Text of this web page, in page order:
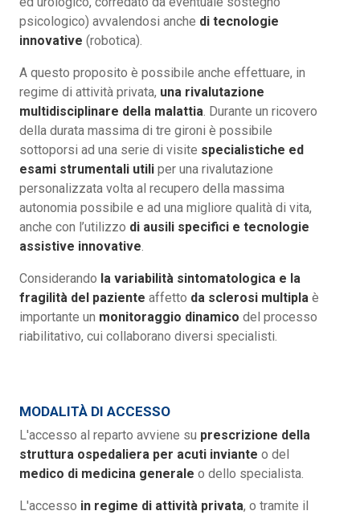
psicologico) avvalendosi anche di tecnologie
innovative (robotica).
A questo proposito è possibile anche effettuare, in
regime di attività privata, una rivalutazione
multidisciplinare della malattia. Durante un ricovero
della durata massima di tre gironi è possibile
sottoporsi ad una serie di visite specialistiche ed
esami strumentali utili per una rivalutazione
personalizzata volta al recupero della massima
autonomia possibile e ad una migliore qualità di vita,
anche con l’utilizzo di ausili specifici e tecnologie
assistive innovative.
Considerando la variabilità sintomatologica e la
fragilità del paziente affetto da sclerosi multipla è
importante un monitoraggio dinamico del processo
riabilitativo, cui collaborano diversi specialisti.
MODALITÀ DI ACCESSO
L'accesso al reparto avviene su prescrizione della
struttura ospedaliera per acuti inviante o del
medico di medicina generale o dello specialista.
L'accesso in regime di attività privata, o tramite il